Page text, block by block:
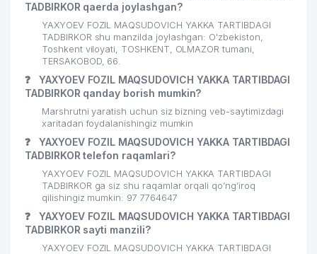
TADBIRKOR qaerda joylashgan?
YAXYOEV FOZIL MAQSUDOVICH YAKKA TARTIBDAGI
TADBIRKOR shu manzilda joylashgan: O'zbekiston,
Toshkent viloyati, TOSHKENT, OLMAZOR tumani,
TERSAKOBOD, 66.
❓
YAXYOEV FOZIL MAQSUDOVICH YAKKA TARTIBDAGI
TADBIRKOR qanday borish mumkin?
Marshrutni yaratish uchun siz bizning veb-saytimizdagi
xaritadan foydalanishingiz mumkin
❓
YAXYOEV FOZIL MAQSUDOVICH YAKKA TARTIBDAGI
TADBIRKOR telefon raqamlari?
YAXYOEV FOZIL MAQSUDOVICH YAKKA TARTIBDAGI
TADBIRKOR ga siz shu raqamlar orqali qo’ng’iroq
qilishingiz mumkin: 97 7764647
❓
YAXYOEV FOZIL MAQSUDOVICH YAKKA TARTIBDAGI
TADBIRKOR sayti manzili?
YAXYOEV FOZIL MAQSUDOVICH YAKKA TARTIBDAGI